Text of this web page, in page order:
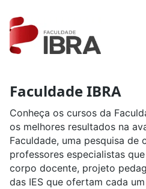
Faculdade IBRA
Conheça os cursos da
os melhores resultados na
Faculdade, uma pesquisa de
professores especialistas
corpo docente, projeto
das IES que ofertam cada